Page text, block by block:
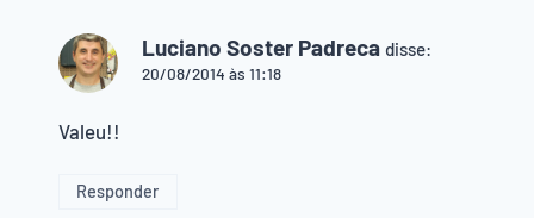
Luciano Soster Padreca disse:
20/08/2014 às 11:18
Valeu!!
Responder